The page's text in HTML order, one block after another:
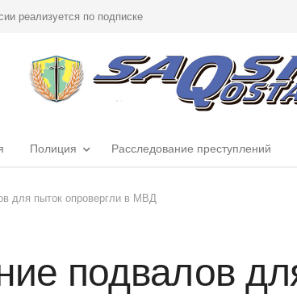
реализуется по подписке
Полиция Расследование преступлений
для пыток опровергли в МВД
подвалов